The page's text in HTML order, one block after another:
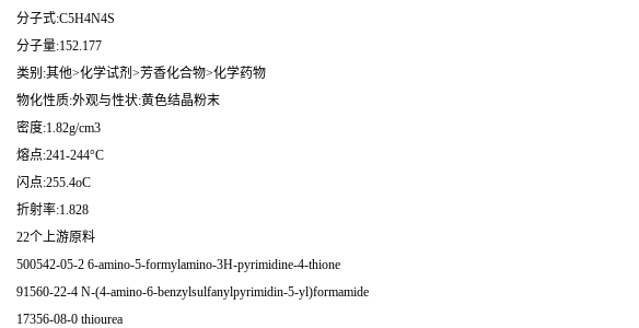
分子式:C5H4N4S
分子量:152.177
类别:其他>化学试剂>芳香化合物>化学药物
物化性质:外观与性状:黄色结晶粉末
密度:1.82g/cm3
熔点:241-244°C
闪点:255.4oC
折射率:1.828
22个上游原料
500542-05-2 6-amino-5-formylamino-3H-pyrimidine-4-thione
91560-22-4 N-(4-amino-6-benzylsulfanylpyrimidin-5-yl)formamide
17356-08-0 thiourea